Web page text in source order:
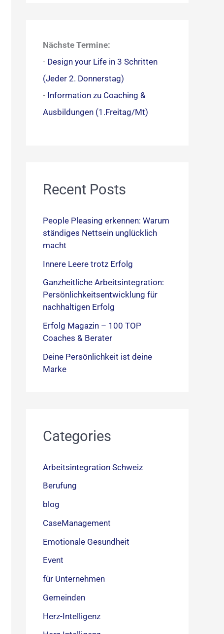
e
n
n
a
c
Nächste Termine:
- Design your Life in 3 Schritten
(Jeder 2. Donnerstag)
- Information zu Coaching &
Ausbildungen (1.Freitag/Mt)
Recent Posts
People Pleasing erkennen: Warum
ständiges Nettsein unglücklich
macht
Innere Leere trotz Erfolg
Ganzheitliche Arbeitsintegration:
Persönlichkeitsentwicklung für
nachhaltigen Erfolg
Erfolg Magazin – 100 TOP
Coaches & Berater
Deine Persönlichkeit ist deine
Marke
Categories
Arbeitsintegration Schweiz
Berufung
blog
CaseManagement
Emotionale Gesundheit
Event
für Unternehmen
Gemeinden
Herz-Intelligenz